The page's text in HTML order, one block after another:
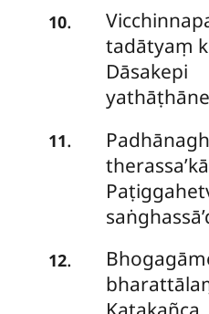
10.
tadātyaṃ
11.
12.